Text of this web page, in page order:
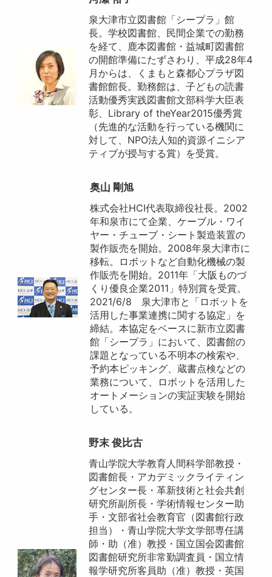
泉大津市立図書館「シープラ」館
長。学校図書館、民間企業での勤務
を経て、鹿本図書館・益城町図書館
の開館準備にたずさわり、平成28年4
月からは、くまもと森都心プラザ図
書館館長。勤務館は、子どもの読書
活動優秀実践図書館文部科学大臣表
彰、Library of theYear2015優秀賞
（先進的な活動を行っている機関に
対して、NPO法人知的資源イニシア
ティブが授与する賞）を受賞。
奥山 剛旭
株式会社HCI代表取締役社長。2002
年和泉市にて企業、ケーブル・ワイ
ヤー・チューブ・シート製造装置の
製作販売を開始。2008年泉大津市に
移転。ロボットなど自動化機械の製
作販売を開始。2011年「大阪ものづ
くり優良企業2011」特別賞を受賞。
2021/6/8 泉大津市と「ロボットを
活用した事業連携に関する協定」を
締結。本協定をベースに新市立図書
館「シープラ」において、図書館の
課題となっている不明本の検索や、
予約本ピッキング、蔵書点検などの
業務について、ロボットを活用した
オートメーションの実証実験を開始
している。
野末 俊比古
青山学院大学教育人間科学部教授・
図書館長・アカデミックライティン
グセンター長・革新技術と社会共創
研究所副所長・学術情報センター助
手・文部省社会教育官（図書館行政
担当）・青山学院大学文学部専任講
師・助（准）教授・国立国会図書館
図書館研究所非常勤調査員・国立情
報学研究所客員助（准）教授・英国